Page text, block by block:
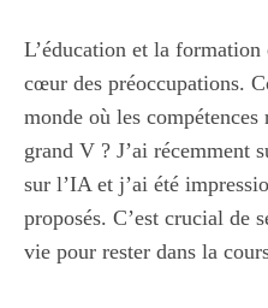
L’éducation et la
cœur des préoccupations.
monde où les
grand V ? J’ai récemment
sur l’IA et j’ai été
proposés. C’est crucial de
vie pour rester dans la